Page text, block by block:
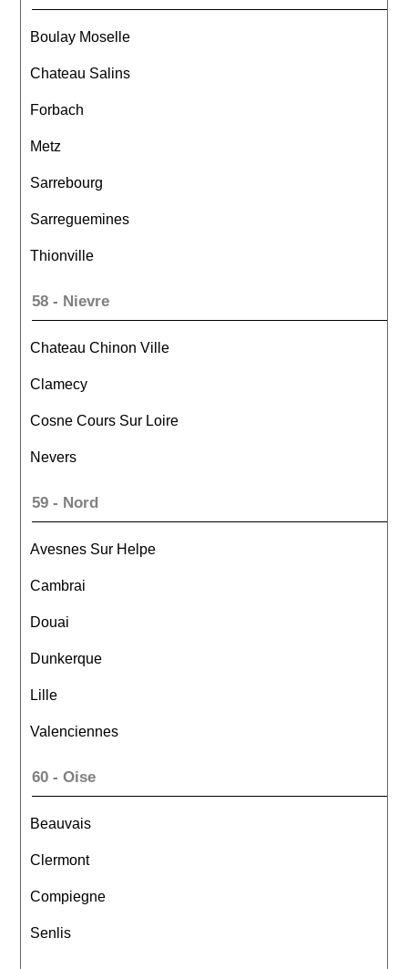
Boulay Moselle
Chateau Salins
Forbach
Metz
Sarrebourg
Sarreguemines
Thionville
58 - Nievre
Chateau Chinon Ville
Clamecy
Cosne Cours Sur Loire
Nevers
59 - Nord
Avesnes Sur Helpe
Cambrai
Douai
Dunkerque
Lille
Valenciennes
60 - Oise
Beauvais
Clermont
Compiegne
Senlis